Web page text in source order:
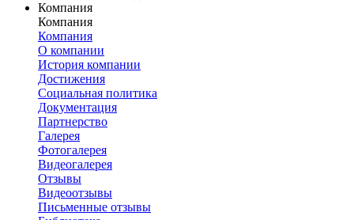
Компания
Компания
Компания
О компании
История компании
Достижения
Социальная политика
Документация
Партнерство
Галерея
Фотогалерея
Видеогалерея
Отзывы
Видеоотзывы
Письменные отзывы